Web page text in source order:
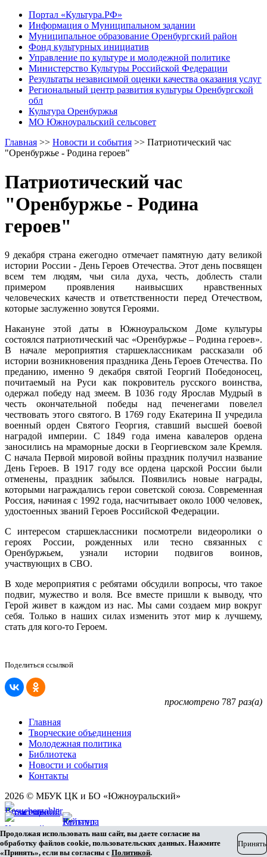
Портал «Культура.РФ»
Информация о Муниципальном задании
Муниципальное образование Оренбургский район
Фонд культурных инициатив
Управление по культуре и молодежной политике
Министерство Культуры Российской Федерации
Результаты независимой оценки качества оказания услуг
Региональный центр развития культуры Оренбургской
обл
Культура Оренбуржья
МО Южноуральский сельсовет
Главная >> Новости и события >> Патриотический час
"Оренбуржье - Родина героев"
Патриотический час
"Оренбуржье - Родина
героев"
9 декабря страна ежегодно отмечает памятную дату великой
истории России - День Героев Отечества. Этот день посвящен
всем тем людям, чьи сила духа, честь, доблесть стали
примером проявления наивысших нравственных
человеческих качеств и ответственности перед Отечеством,
которые заслуженно зовутся Героями.
Накануне этой даты в Южноуральском Доме культуры
состоялся патриотический час «Оренбуржье – Родина героев».
В начале мероприятия старшеклассникам рассказали об
истории возникновения праздника День Героев Отечества. По
преданию, именно 9 декабря святой Георгий Победоносец,
почитаемый на Руси как покровитель русского воинства,
одержал победу над змеем. В 1036 году Ярослав Мудрый в
честь окончательной победы над печенегами повелел
чествовать этого святого. В 1769 году Екатерина II учредила
военный орден Святого Георгия, ставший высшей боевой
наградой империи. С 1849 года имена кавалеров ордена
заносились на мраморные доски в Георгиевском зале Кремля.
С начала Первой мировой войны праздник получил название
День Героев. В 1917 году все ордена царской России были
отменены, праздник забылся. Появились новые награды,
которыми награждались герои советской союза. Современная
Россия, начиная с 1992 года, насчитывает около 1000 человек,
удостоенных званий Героев Российской Федерации.
С интересом старшеклассники посмотрели видеоролики о
героях России, рожденных или тесно связанных с
Оренбуржьем, узнали истории подвигов воинов,
участвующих в СВО.
В ходе мероприятия с ребятами обсудили вопросы, что такое
подвиг, мужество и воля. Все вместе пришли к выводу, что
Герой живет в каждом из нас. Мы сами создаем мир вокруг
себя. Только в наших силах изменить этот мир к лучшему,
стать для кого-то Героем.
Поделиться ссылкой
просмотрено 787 раз(а)
Главная
Творческие объединения
Молодежная политика
Библиотека
Новости и события
Контакты
2026 © МБУК ЦК и БО «Южноуральский»
Карта сайта
Разработка сайта
Продолжая использовать наш сайт, вы даете согласие на
обработку файлов cookie, пользовательских данных. Нажмите
«Принять», если вы согласны с Политикой.
Принять